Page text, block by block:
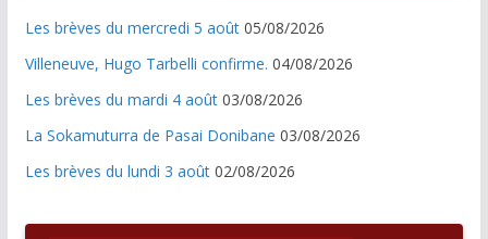
Les brèves du mercredi 5 août 05/08/2026
Villeneuve, Hugo Tarbelli confirme. 04/08/2026
Les brèves du mardi 4 août 03/08/2026
La Sokamuturra de Pasai Donibane 03/08/2026
Les brèves du lundi 3 août 02/08/2026